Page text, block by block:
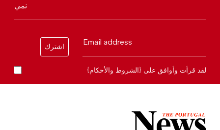
نمي
Email address
اشترك
لقد قرأت وأوافق على {الشروط والأحكام}